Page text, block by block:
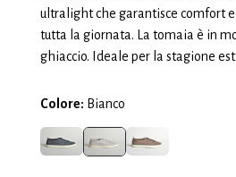
ultralight che garantisce comfort
tutta la giornata. La tomaia è in
ghiaccio. Ideale per la stagione
Colore: Bianco